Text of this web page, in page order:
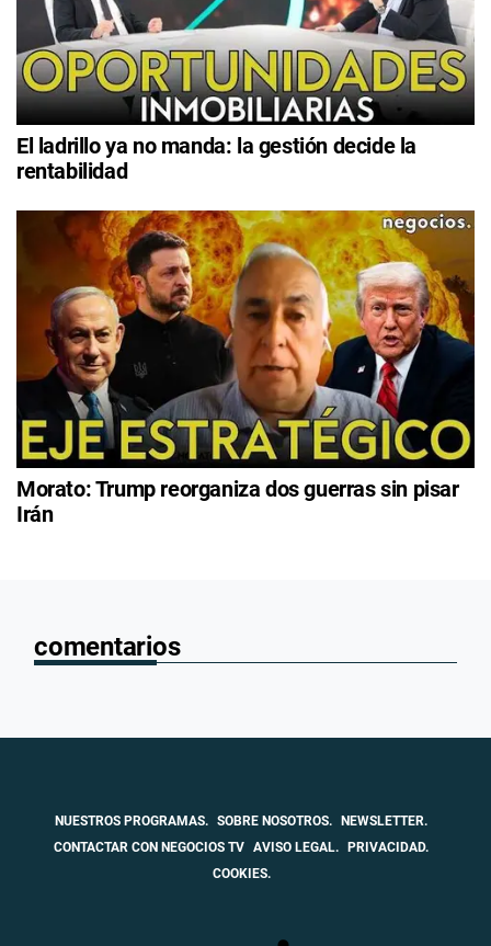
El ladrillo ya no manda: la gestión decide la
rentabilidad
Morato: Trump reorganiza dos guerras sin pisar
Irán
comentarios
NUESTROS PROGRAMAS. SOBRE NOSOTROS.
NEWSLETTER.
CONTACTAR CON NEGOCIOS TV AVISO LEGAL.
PRIVACIDAD.
COOKIES.